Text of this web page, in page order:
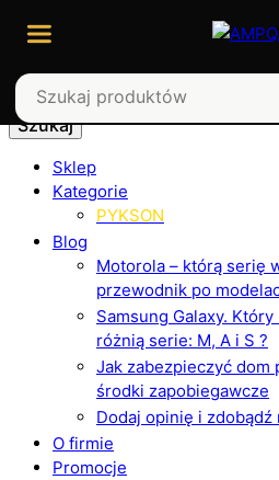
Szukaj
Sklep
Kategorie
PYKSON
Blog
Motorola – którą serię
przewodnik po
Samsung Galaxy.
różnią serie: M, A i S ?
Jak zabezpieczyć dom
środki zapobiegawcze
Dodaj opinię i zdobądź
O firmie
Promocje